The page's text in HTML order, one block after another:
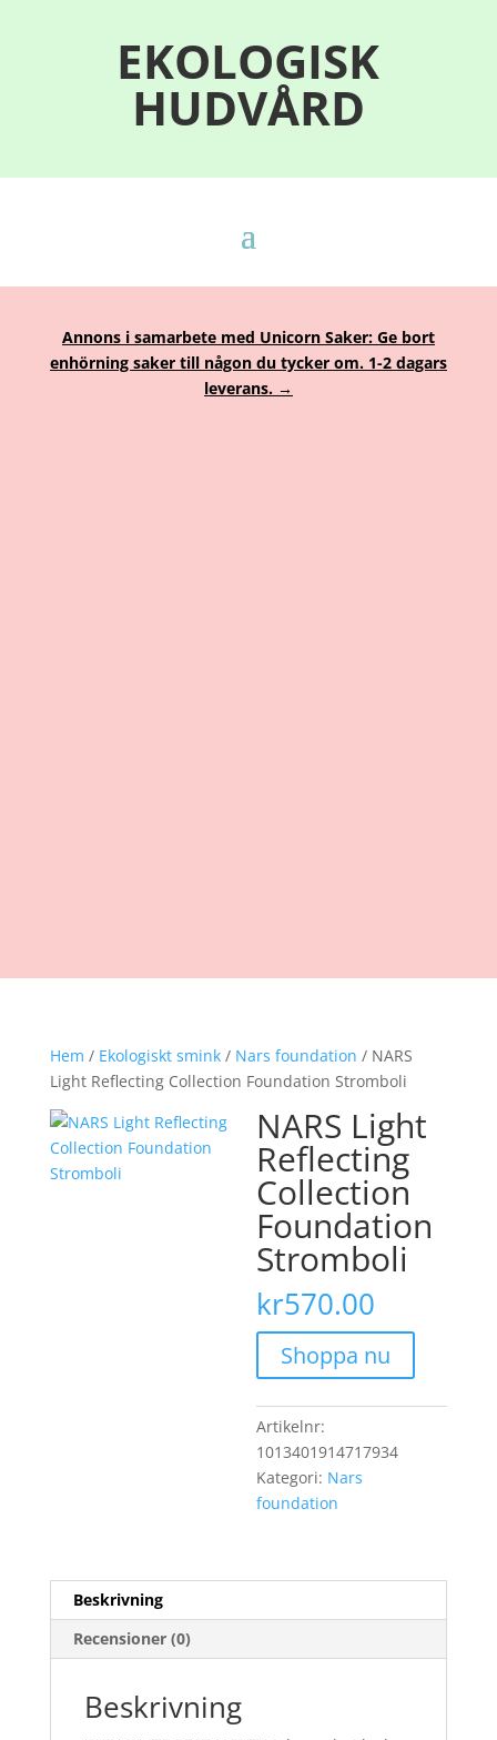
EKOLOGISK
HUDVÅRD
Annons i samarbete med Unicorn Saker: Ge bort
enhörning saker till någon du tycker om. 1-2 dagars
leverans. →
Hem / Ekologiskt smink/ Nars foundation / NARS
Light Reflecting Collection Foundation Stromboli
NARS Light
Reflecting
Collection
Foundation
Stromboli
kr570.00
Shoppa nu
Artikelnr:
1013401914717934
Kategori: Nars
foundation
Beskrivning
Recensioner (0)
Beskrivning